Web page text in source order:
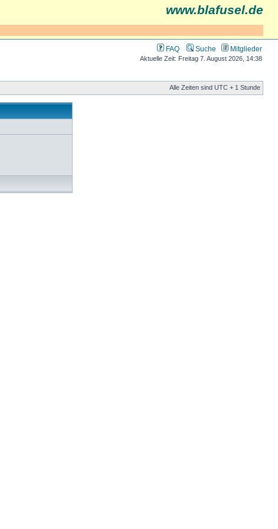
www.blafusel.de
FAQ Suche Mitglieder
Aktuelle Zeit: Freitag 7. August 2026, 14:38
Alle Zeiten sind UTC + 1 Stunde